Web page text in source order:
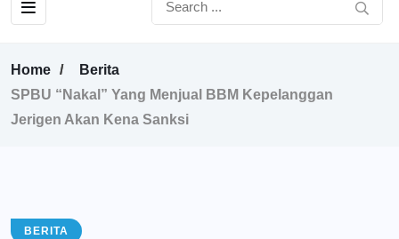
Home
Berita
SPBU “Nakal” Yang Menjual BBM Kepelanggan
Jerigen Akan Kena Sanksi
BERITA